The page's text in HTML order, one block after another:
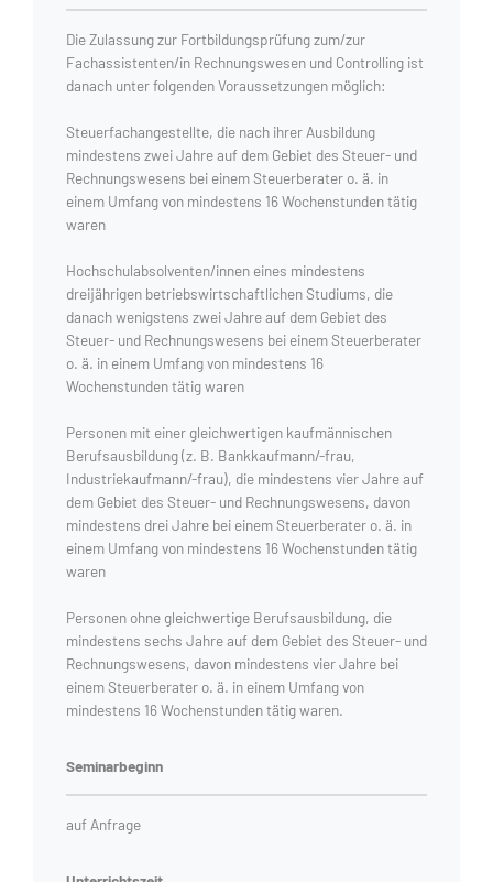
Die Zulassung zur Fortbildungsprüfung zum/zur
Fachassistenten/in Rechnungswesen und Controlling ist
danach unter folgenden Voraussetzungen möglich:
Steuerfachangestellte, die nach ihrer Ausbildung
mindestens zwei Jahre auf dem Gebiet des Steuer- und
Rechnungswesens bei einem Steuerberater o. ä. in
einem Umfang von mindestens 16 Wochenstunden tätig
waren
Hochschulabsolventen/innen eines mindestens
dreijährigen betriebswirtschaftlichen Studiums, die
danach wenigstens zwei Jahre auf dem Gebiet des
Steuer- und Rechnungswesens bei einem Steuerberater
o. ä. in einem Umfang von mindestens 16
Wochenstunden tätig waren
Personen mit einer gleichwertigen kaufmännischen
Berufsausbildung (z. B. Bankkaufmann/-frau,
Industriekaufmann/-frau), die mindestens vier Jahre auf
dem Gebiet des Steuer- und Rechnungswesens, davon
mindestens drei Jahre bei einem Steuerberater o. ä. in
einem Umfang von mindestens 16 Wochenstunden tätig
waren
Personen ohne gleichwertige Berufsausbildung, die
mindestens sechs Jahre auf dem Gebiet des Steuer- und
Rechnungswesens, davon mindestens vier Jahre bei
einem Steuerberater o. ä. in einem Umfang von
mindestens 16 Wochenstunden tätig waren.
Seminarbeginn
auf Anfrage